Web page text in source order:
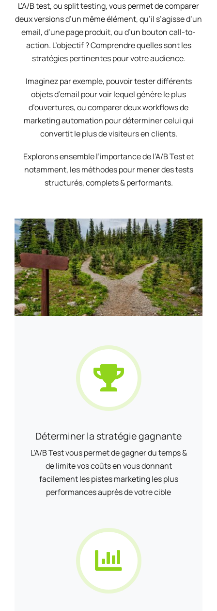
L’A/B test, ou split testing, vous permet de comparer
deux versions d’un même élément, qu’il s’agisse d’un
email, d’une page produit, ou d’un bouton call-to-
action. L’objectif ? Comprendre quelles sont les
stratégies pertinentes pour votre audience.
Imaginez par exemple, pouvoir tester différents
objets d’email pour voir lequel génère le plus
d’ouvertures, ou comparer deux workflows de
marketing automation pour déterminer celui qui
convertit le plus de visiteurs en clients.
Explorons ensemble l’importance de l’A/B Test et
notamment, les méthodes pour mener des tests
structurés, complets & performants.
Déterminer la stratégie gagnante
L’A/B Test vous permet de gagner du temps &
de limite vos coûts en vous donnant
facilement les pistes marketing les plus
performances auprès de votre cible